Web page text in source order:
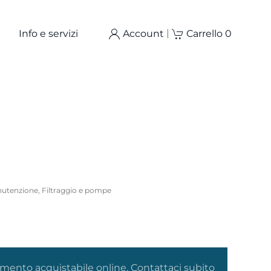
Info e servizi Account | Carrello 0
, Filtraggio e pompe
acquistabile online. Contattaci subito